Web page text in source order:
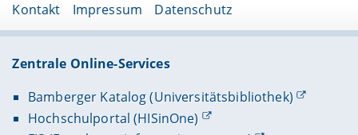
Kontakt Impressum Datenschutz
Zentrale Online-Services
Bamberger Katalog (Universitätsbibliothek)
Hochschulportal (HISinOne)